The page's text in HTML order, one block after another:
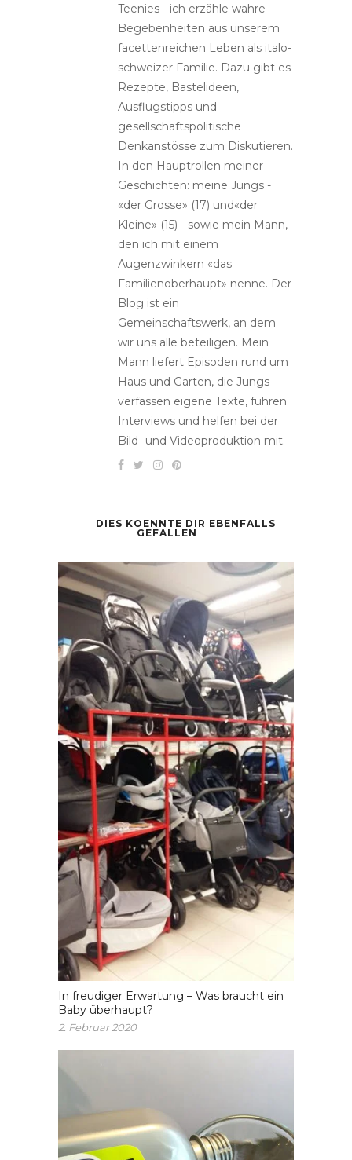
Teenies - ich erzähle wahre
Begebenheiten aus unserem
facettenreichen Leben als italo-
schweizer Familie. Dazu gibt es
Rezepte, Bastelideen,
Ausflugstipps und
gesellschaftspolitische
Denkanstösse zum Diskutieren.
In den Hauptrollen meiner
Geschichten: meine Jungs -
«der Grosse» (17) und«der
Kleine» (15) - sowie mein Mann,
den ich mit einem
Augenzwinkern «das
Familienoberhaupt» nenne. Der
Blog ist ein
Gemeinschaftswerk, an dem
wir uns alle beteiligen. Mein
Mann liefert Episoden rund um
Haus und Garten, die Jungs
verfassen eigene Texte, führen
Interviews und helfen bei der
Bild- und Videoproduktion mit.
DIES KOENNTE DIR EBENFALLS
GEFALLEN
In freudiger Erwartung – Was braucht ein
Baby überhaupt?
2. Februar 2020